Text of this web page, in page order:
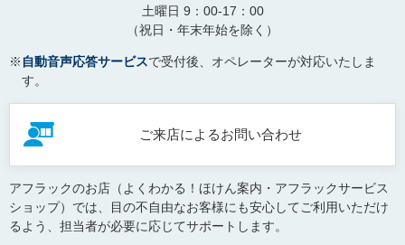
土曜日 9：00-17：00
（祝日・年末年始を除く）
※ 自動音声応答サービスで受付後、オペレーターが対応いたしま
す。
ご来店によるお問い合わせ
アフラックのお店（よくわかる！ほけん案内・アフラックサービス
ショップ）では、目の不自由なお客様にも安心してご利用いただけ
るよう、担当者が必要に応じてサポートします。